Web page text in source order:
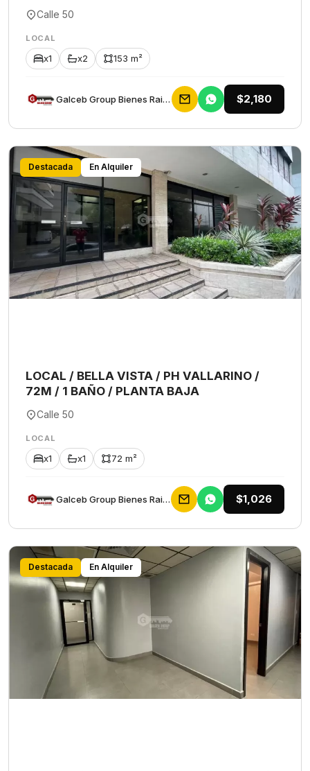
Calle 50
LOCAL
x1 x2 153 m²
Galceb Group Bienes Raices $2,180
Destacada En Alquiler
LOCAL / BELLA VISTA / PH VALLARINO /
72M / 1 BAÑO / PLANTA BAJA
Calle 50
LOCAL
x1 x1 72 m²
Galceb Group Bienes Raices $1,026
Destacada En Alquiler